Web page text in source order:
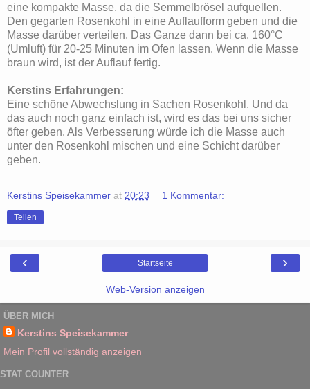
eine kompakte Masse, da die Semmelbrösel aufquellen.
Den gegarten Rosenkohl in eine Auflaufform geben und die
Masse darüber verteilen. Das Ganze dann bei ca. 160°C
(Umluft) für 20-25 Minuten im Ofen lassen. Wenn die Masse
braun wird, ist der Auflauf fertig.
Kerstins Erfahrungen:
Eine schöne Abwechslung in Sachen Rosenkohl. Und da
das auch noch ganz einfach ist, wird es das bei uns sicher
öfter geben. Als Verbesserung würde ich die Masse auch
unter den Rosenkohl mischen und eine Schicht darüber
geben.
Kerstins Speisekammer at 20:23 1 Kommentar:
Teilen
‹ ›
Startseite
Web-Version anzeigen
ÜBER MICH
Kerstins Speisekammer
Mein Profil vollständig anzeigen
STAT COUNTER